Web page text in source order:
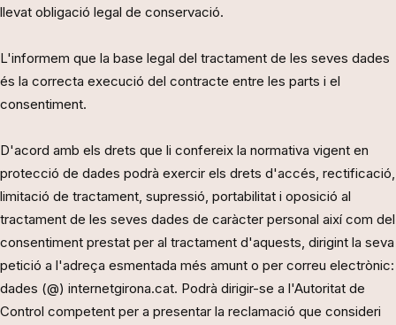
llevat obligació legal de conservació.
L'informem que la base legal del tractament de les seves dades
és la correcta execució del contracte entre les parts i el
consentiment.
D'acord amb els drets que li confereix la normativa vigent en
protecció de dades podrà exercir els drets d'accés, rectificació,
limitació de tractament, supressió, portabilitat i oposició al
tractament de les seves dades de caràcter personal així com del
consentiment prestat per al tractament d'aquests, dirigint la seva
petició a l'adreça esmentada més amunt o per correu electrònic:
dades (@) internetgirona.cat. Podrà dirigir-se a l'Autoritat de
Control competent per a presentar la reclamació que consideri